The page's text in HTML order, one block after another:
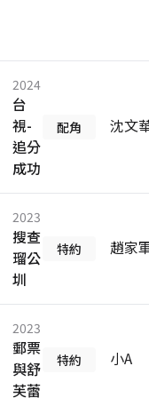
2024
台
視-
追分
成功
配角 沈文
2023
搜查
瑠公
圳
特約 趙家
2023
郵票
與舒
芙蕾
特約 小A